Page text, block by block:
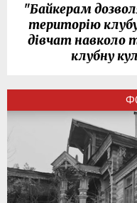
"Байкерам
територію
дівчат навколо
клубну